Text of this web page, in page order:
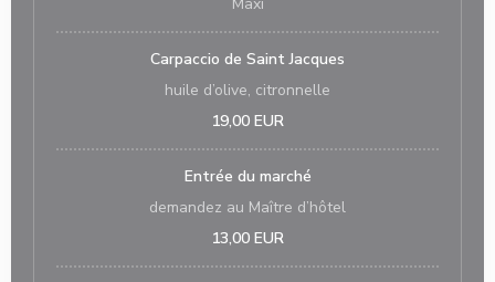
Carpaccio de Saint Jacques
huile d’olive, citronnelle
19,00 EUR
Entrée du marché
demandez au Maître d’hôtel
13,00 EUR